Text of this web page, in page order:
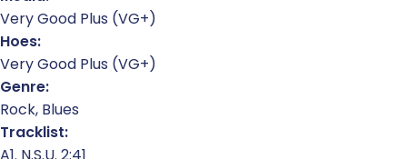
Very Good Plus (VG+)
Hoes:
Very Good Plus (VG+)
Genre:
Rock, Blues
Tracklist: